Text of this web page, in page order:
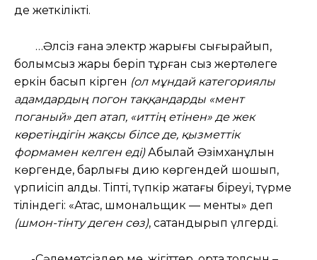
де жеткілікті.
…Әлсіз ғана электр жарығы сығырайып,
болымсыз жарық беріп тұрған сыз жертөлеге
еркін басып кірген (ол мұндай категориялы
адамдардың погон таққандарды «мент
поганый» деп атап, «иттің етінен» де жек
көретіндігін жақсы білсе де, қызметтік
формамен келген еді)Абылай Әзімханұлын
көргенде, барлығы дию көргендей шошып,
үрпиісіп қалды. Тіпті, түпкір жақтағы біреуі, түрме
тіліндегі: «Атас, шмональщик — менты» деп
(шмон-тінту деген сөз), сақтандырып үлгерді.